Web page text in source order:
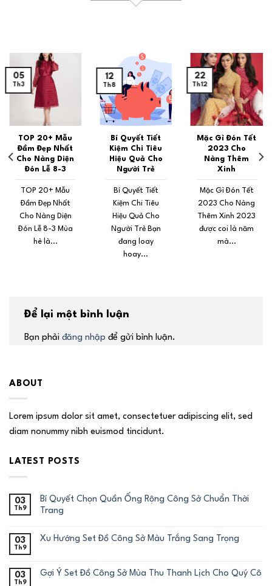
TOP 20+ Mẫu
Đầm Đẹp Nhất
Cho Nàng Diện
Đón Lễ 8-3
TOP 20+ Mẫu
Đầm Đẹp Nhất
Cho Nàng Diện
Đón Lễ 8-3 Mùa
hè là...
05
Th3
Bí Quyết Tiết
Kiệm Chi Tiêu
Hiệu Quả Cho
Người Trẻ
Bí Quyết Tiết
Kiệm Chi Tiêu
Hiệu Quả Cho
Người Trẻ Bạn
đang loay
hoay...
12
Th8
Mặc Gì Đón Tết
2023 Cho
Nàng Thêm
Xinh
Mặc Gì Đón Tết
2023 Cho Nàng
Thêm Xinh 2023
được coi là năm
mà...
22
Th12
Để lại một bình luận
Bạn phải đăng nhập để gửi bình luận.
ABOUT
Lorem ipsum dolor sit amet, consectetuer adipiscing elit, sed
diam nonummy nibh euismod tincidunt.
LATEST POSTS
03
Th9
Bí Quyết Chọn Quần Ống Rộng Công Sở Chuẩn Thời
Trang
03
Th9
Xu Hướng Set Đồ Công Sở Màu Trắng Sang Trọng
03
Th9
Gợi Ý Set Đồ Công Sở Mùa Thu Thanh Lịch Cho Quý Cô